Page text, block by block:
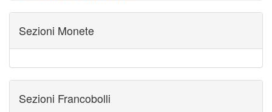
ALBUM PER CARTAMONETA 1
CARTELLE FILATELICHE MARINI
21
FOGLI FILATELICI VATICANO 37
FOGLI MARINI PERIODI SEPARATI VATICANO
Sezioni Monete
Sezioni Francobolli